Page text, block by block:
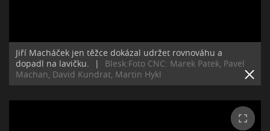
Jiří Macháček jen těžce dokázal udržet rovnováhu a
dopadl na lavičku.
|
Blesk:Foto CNC: Marek Patek, Pavel
Machan, David Kundrat, Martin Hykl